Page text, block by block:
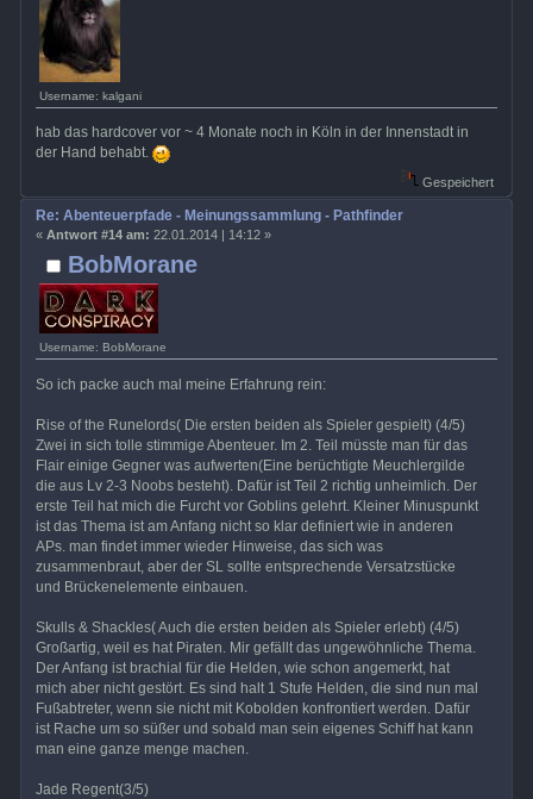
Username: kalgani
hab das hardcover vor ~ 4 Monate noch in Köln in der Innenstadt in
der Hand behabt.
Gespeichert
BobMorane
Username: BobMorane
Re: Abenteuerpfade - Meinungssammlung - Pathfinder
« Antwort #14 am: 22.01.2014 | 14:12 »
So ich packe auch mal meine Erfahrung rein:
Rise of the Runelords( Die ersten beiden als Spieler gespielt) (4/5)
Zwei in sich tolle stimmige Abenteuer. Im 2. Teil müsste man für das
Flair einige Gegner was aufwerten(Eine berüchtigte Meuchlergilde
die aus Lv 2-3 Noobs besteht). Dafür ist Teil 2 richtig unheimlich. Der
erste Teil hat mich die Furcht vor Goblins gelehrt. Kleiner Minuspunkt
ist das Thema ist am Anfang nicht so klar definiert wie in anderen
APs. man findet immer wieder Hinweise, das sich was
zusammenbraut, aber der SL sollte entsprechende Versatzstücke
und Brückenelemente einbauen.
Skulls & Shackles( Auch die ersten beiden als Spieler erlebt) (4/5)
Großartig, weil es hat Piraten. Mir gefällt das ungewöhnliche Thema.
Der Anfang ist brachial für die Helden, wie schon angemerkt, hat
mich aber nicht gestört. Es sind halt 1 Stufe Helden, die sind nun mal
Fußabtreter, wenn sie nicht mit Kobolden konfrontiert werden. Dafür
ist Rache um so süßer und sobald man sein eigenes Schiff hat kann
man eine ganze menge machen.
Jade Regent(3/5)